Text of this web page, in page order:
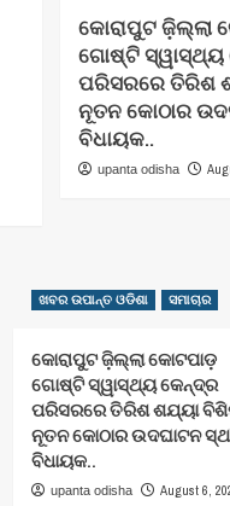
କୋରାପୁଟ ଜ଼ିଲ୍ଲା
ଗୋଷ୍ଟି ସ୍ୱାସ୍ଥ୍ୟ
ପରିସରରେ ତିରିଶ
ନୂତନ କୋଠାର
ବିଧାୟକ..
upanta odisha
ଖବର ଉପାନ୍ତ ଓଡିଶା ସମାଚାର
କୋରାପୁଟ ଜ଼ିଲ୍ଲା କୋଟପାଡ଼
ଗୋଷ୍ଟି ସ୍ୱାସ୍ଥ୍ୟ କେନ୍ଦ୍ର
ପରିସରରେ ତିରିଶ ଶଯ୍ୟା
ନୂତନ କୋଠାର ଉଦଘାଟନ
ବିଧାୟକ..
upanta odisha August 6,